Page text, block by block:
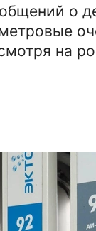
о
на